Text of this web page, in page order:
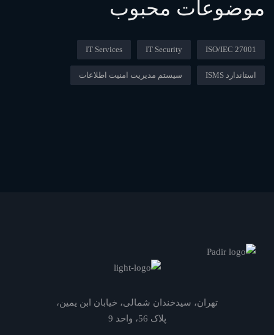
موضوعات محبوب
ISO/IEC 27001
IT Security
IT Services
استاندارد ISMS سیستم مدیریت امنیت اطلاعات
تهران، سیدخندان شمالی، خیابان ابن یمین،
پلاک 56، واحد 9